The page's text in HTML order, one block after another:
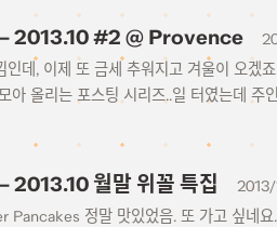
2013.10 #2 @ Provence
인데, 이제 또 금세 추워지고 겨울이 오
아 올리는 포스팅 시리즈..일 터였는데 주
월말 위꼴 특집
정말 맛있었음. 또 가고 싶네